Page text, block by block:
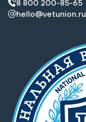
8 800 200-85-65
hello@vetunion.ru